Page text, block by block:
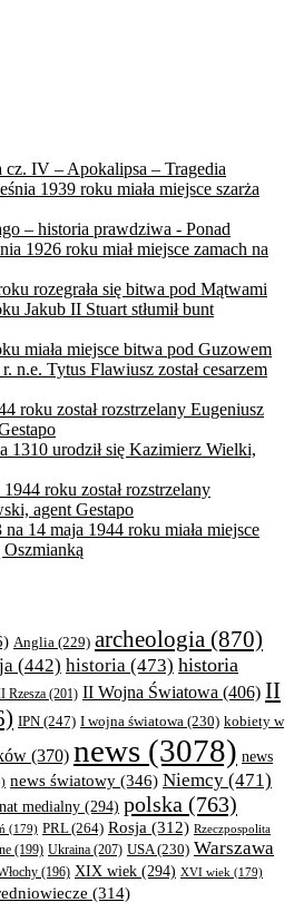
cz. IV – Apokalipsa – Tragedia
1939 roku miała miejsce szarża
– historia prawdziwa - Ponad
1926 roku miał miejsce zamach na
rozegrała się bitwa pod Mątwami
Jakub II Stuart stłumił bunt
miała miejsce bitwa pod Guzowem
n.e. Tytus Flawiusz został cesarzem
roku został rozstrzelany Eugeniusz
1310 urodził się Kazimierz Wielki,
roku został rozstrzelany
agent Gestapo
14 maja 1944 roku miała miejsce
Anglia (229) archeologia (870)
(442) historia (473) historia
Rzesza (201) II Wojna Światowa (406) II
IPN (247) I wojna światowa (230) kobiety w
(370) news (3078) news
news światowy (346) Niemcy (471)
medialny (294) polska (763)
(179) PRL(264) Rosja (312) Rzeczpospolita
(199) Ukraina (207) USA(230) Warszawa
(196) XIX wiek (294) XVI wiek (179)
(314)